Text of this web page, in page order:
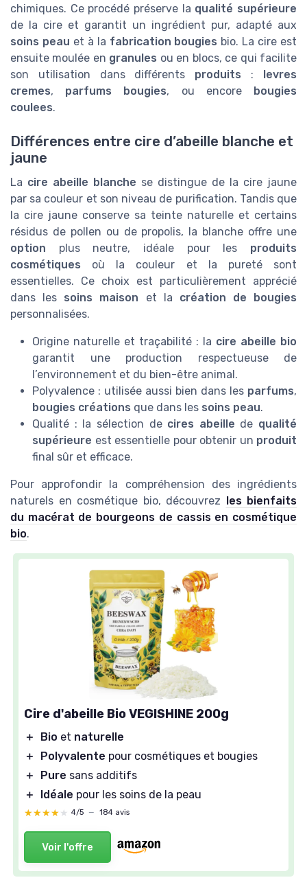
chimiques. Ce procédé préserve la qualité supérieure
de la cire et garantit un ingrédient pur, adapté aux
soins peau et à la fabrication bougies bio. La cire est
ensuite moulée en granules ou en blocs, ce qui facilite
son utilisation dans différents produits :
levres
cremes, parfums bougies, ou encore
bougies
coulees.
Différences entre cire d’abeille blanche et
jaune
La cire abeille blanche se distingue de la cire jaune
par sa couleur et son niveau de purification. Tandis que
la cire jaune conserve sa teinte naturelle et certains
résidus de pollen ou de propolis, la blanche offre une
option plus neutre, idéale pour les produits
cosmétiques où la couleur et la pureté sont
essentielles. Ce choix est particulièrement apprécié
dans les soins maison et la création de bougies
personnalisées.
Origine naturelle et traçabilité : la cire abeille bio
garantit une production respectueuse de
l’environnement et du bien-être animal.
Polyvalence : utilisée aussi bien dans les parfums,
bougies créations que dans les soins peau.
Qualité : la sélection de cires abeille de qualité
supérieure est essentielle pour obtenir un produit
final sûr et efficace.
Pour approfondir la compréhension des ingrédients
naturels en cosmétique bio, découvrez les bienfaits
du macérat de bourgeons de cassis en cosmétique
bio.
Cire d'abeille Bio VEGISHINE 200g
＋ Bio et naturelle
＋
Polyvalente pour cosmétiques et bougies
＋
Pure sans additifs
＋
Idéale pour les soins de la peau
★★★★★
★★★★★ 4/5 — 184 avis
Voir l'offre